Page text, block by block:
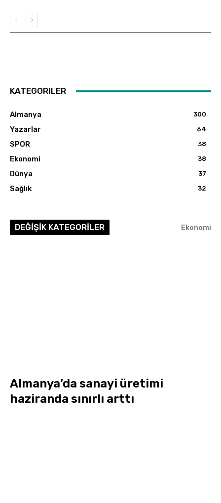
KATEGORILER
Almanya 300
Yazarlar 64
SPOR 38
Ekonomi 38
Dünya 37
Sağlık 32
DEĞİŞİK KATEGORİLER Ekonomi
Almanya’da sanayi üretimi
haziranda sınırlı arttı